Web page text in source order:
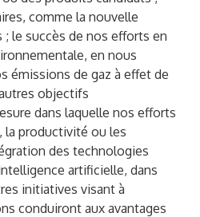
comme la nouvelle
le succès de nos efforts en
en nous
émissions de gaz à effet de
objectifs
dans laquelle nos efforts
la productivité ou les
des technologies
artificielle, dans
initiatives visant à
conduiront aux avantages